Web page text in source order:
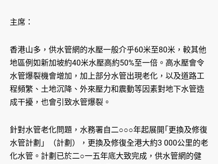
主席：
香港山多，供水管網的水壓一般介乎60米至80米，較其他
地區例如新加坡約40米水壓高約50%至一倍。高水壓會令
水管爆裂機會增加，加上部分水管出現老化，以及道路工
程頻繁、土地沉降、外來壓力和震動等因素對地下水管造
成干擾，也會引致水管爆裂。
針對水管老化問題，水務署自二○○○年起展開｢更換及修復
水管計劃」（計劃），更換及修復全港大約3 000公里的老
化水管。計劃已於二○一五年底大致完成，供水管網的健